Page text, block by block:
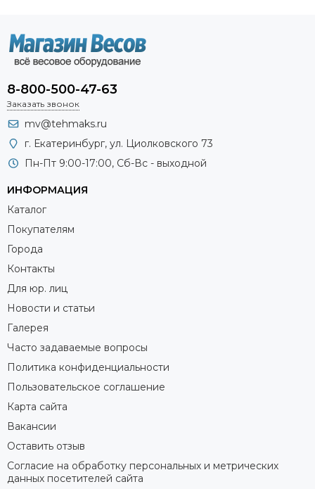
8-800-500-47-63
Заказать звонок
mv@tehmaks.ru
г. Екатеринбург, ул. Циолковского 73
Пн-Пт 9:00-17:00, Сб-Вс - выходной
ИНФОРМАЦИЯ
Каталог
Покупателям
Города
Контакты
Для юр. лиц
Новости и статьи
Галерея
Часто задаваемые вопросы
Политика конфиденциальности
Пользовательское соглашение
Карта сайта
Вакансии
Оставить отзыв
Согласие на обработку персональных и метрических
данных посетителей сайта